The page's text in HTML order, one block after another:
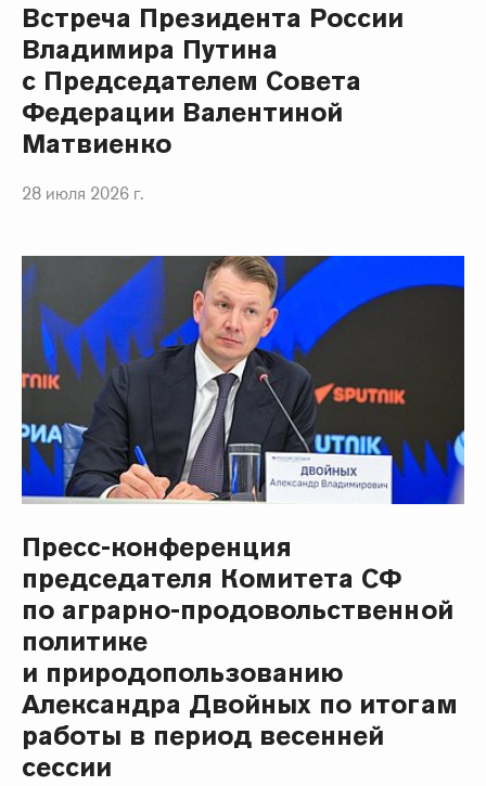
Встреча Президента России
Владимира Путина
с Председателем Совета
Федерации Валентиной
Матвиенко
28 июля 2026 г.
Пресс-конференция
председателя Комитета СФ
по аграрно-продовольственной
политике
и природопользованию
Александра Двойных по итогам
работы в период весенней
сессии